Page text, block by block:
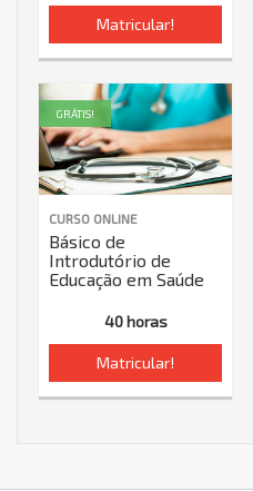
Matricular!
CURSO ONLINE
Básico de
Introdutório de
Educação em Saúde
40 horas
Matricular!
GRÁTIS!